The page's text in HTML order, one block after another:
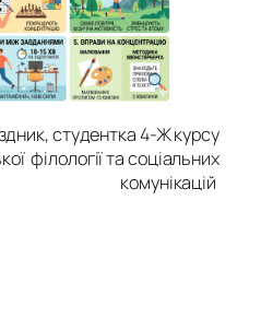
студентка 4-Ж курсу
філології та соціальних
комунікацій